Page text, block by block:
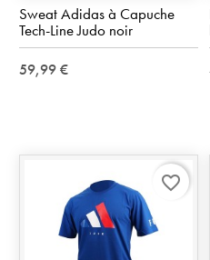
Sweat Adidas à Capuche
Tech-Line Judo noir
59,99 €
favorite_border